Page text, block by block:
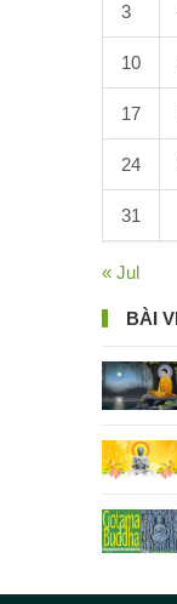
3
10
17
24
31
« Jul
BÀI